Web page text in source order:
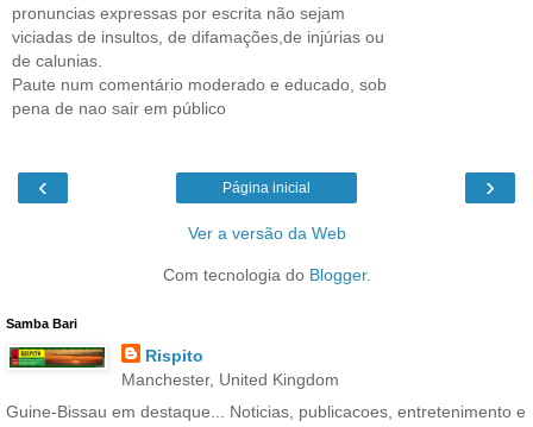
pronuncias expressas por escrita não sejam
viciadas de insultos, de difamações,de injúrias ou
de calunias.
Paute num comentário moderado e educado, sob
pena de nao sair em público
‹ ›
Página inicial
Ver a versão da Web
Com tecnologia do Blogger.
Samba Bari
Rispito
Manchester, United Kingdom
Guine-Bissau em destaque... Noticias, publicacoes, entretenimento e